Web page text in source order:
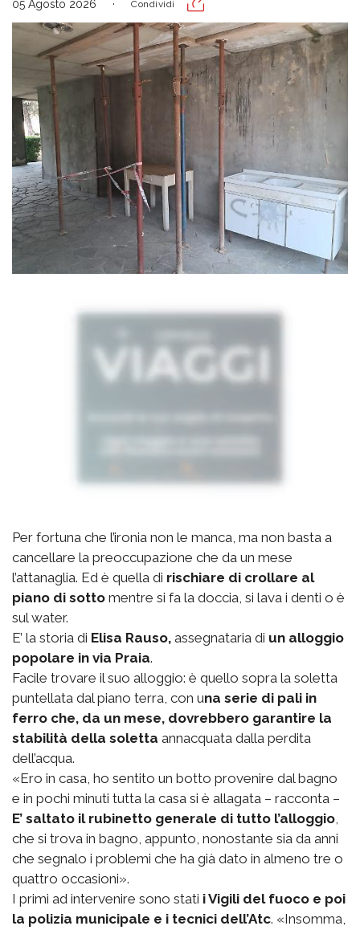
05 Agosto 2026 Condividi
Per fortuna che l’ironia non le manca, ma non basta a
cancellare la preoccupazione che da un mese
l’attanaglia. Ed è quella di rischiare di crollare al
piano di sotto mentre si fa la doccia, si lava i denti o è
sul water.
E’ la storia di Elisa Rauso, assegnataria di un alloggio
popolare in via Praia.
Facile trovare il suo alloggio: è quello sopra la soletta
puntellata dal piano terra, con una serie di pali in
ferro che, da un mese, dovrebbero garantire la
stabilità della soletta annacquata dalla perdita
dell’acqua.
«Ero in casa, ho sentito un botto provenire dal bagno
e in pochi minuti tutta la casa si è allagata – racconta –
E’ saltato il rubinetto generale di tutto l’alloggio,
che si trova in bagno, appunto, nonostante sia da anni
che segnalo i problemi che ha già dato in almeno tre o
quattro occasioni».
I primi ad intervenire sono stati i Vigili del fuoco e poi
la polizia municipale e i tecnici dell’Atc. «Insomma,